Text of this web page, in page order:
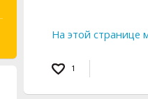
На этой странице
1